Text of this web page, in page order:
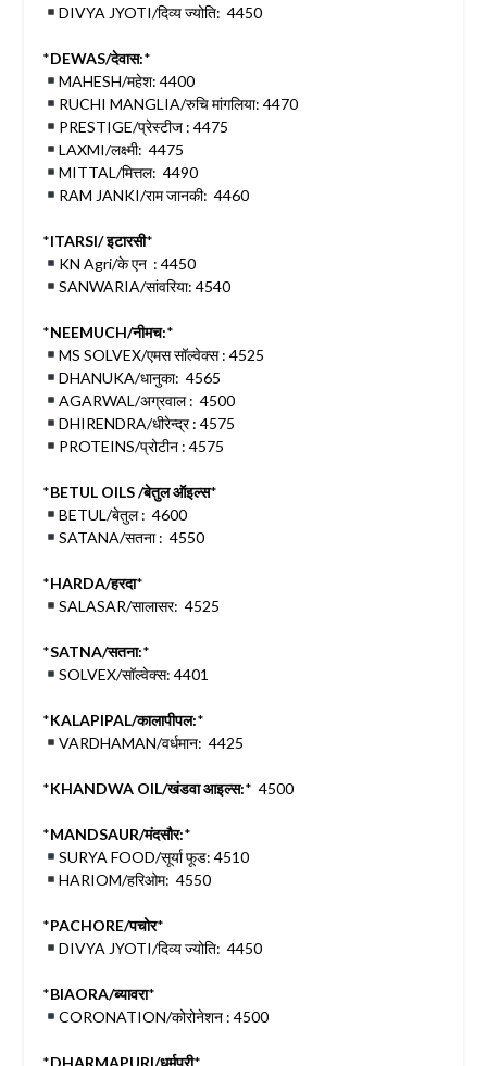
DIVYA JYOTI/दिव्य ज्योति: 4450
*DEWAS/देवास:*
MAHESH/महेश: 4400
RUCHI MANGLIA/रुचि मांगलिया: 4470
PRESTIGE/प्रेस्टीज : 4475
LAXMI/लक्ष्मी: 4475
MITTAL/मित्तल: 4490
RAM JANKI/राम जानकी: 4460
*ITARSI/ इटारसी*
KN Agri/के एन : 4450
SANWARIA/सांवरिया: 4540
*NEEMUCH/नीमच:*
MS SOLVEX/एमस सॉल्वेक्स : 4525
DHANUKA/धानुका: 4565
AGARWAL/अग्रवाल : 4500
DHIRENDRA/धीरेन्द्र : 4575
PROTEINS/प्रोटीन : 4575
*BETUL OILS /बेतुल ऑइल्स*
BETUL/बेतुल : 4600
SATANA/सतना : 4550
*HARDA/हरदा*
SALASAR/सालासर: 4525
*SATNA/सतना:*
SOLVEX/सॉल्वेक्स: 4401
*KALAPIPAL/कालापीपल:*
VARDHAMAN/वर्धमान: 4425
*KHANDWA OIL/खंडवा आइल्स:* 4500
*MANDSAUR/मंदसौर:*
SURYA FOOD/सूर्या फूड: 4510
HARIOM/हरिओम: 4550
*PACHORE/पचोर*
DIVYA JYOTI/दिव्य ज्योति: 4450
*BIAORA/ब्यावरा*
CORONATION/कोरोनेशन : 4500
*DHARMAPURI/धर्मपुरी*